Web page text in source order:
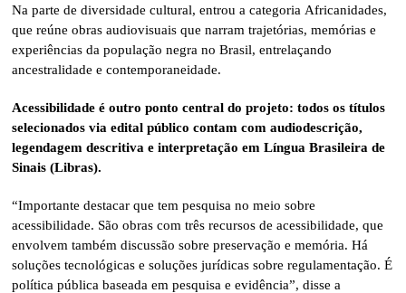
Na parte de diversidade cultural, entrou a categoria Africanidades,
que reúne obras audiovisuais que narram trajetórias, memórias e
experiências da população negra no Brasil, entrelaçando
ancestralidade e contemporaneidade.
Acessibilidade é outro ponto central do projeto: todos os títulos
selecionados via edital público contam com audiodescrição,
legendagem descritiva e interpretação em Língua Brasileira de
Sinais (Libras).
“Importante destacar que tem pesquisa no meio sobre
acessibilidade. São obras com três recursos de acessibilidade, que
envolvem também discussão sobre preservação e memória. Há
soluções tecnológicas e soluções jurídicas sobre regulamentação. É
política pública baseada em pesquisa e evidência”, disse a